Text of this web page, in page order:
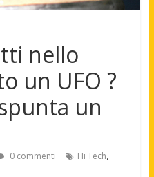
nello
un UFO ?
un
0 commenti Hi Tech,